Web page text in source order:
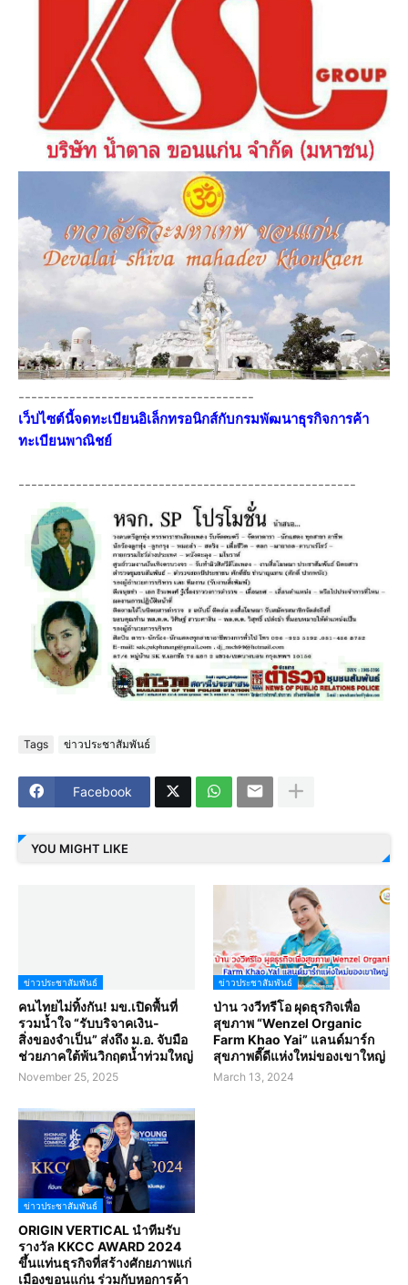
-------------------------------------
เว็ปไซต์นี้จดทะเบียนอิเล็กทรอนิกส์กับกรมพัฒนาธุรกิจการค้า
ทะเบียนพาณิชย์
-----------------------------------------------------
Tags ข่าวประชาสัมพันธ์
Facebook
YOU MIGHT LIKE
ข่าวประชาสัมพันธ์
คนไทยไม่ทิ้งกัน! มข.เปิดพื้นที่
รวมน้ำใจ “รับบริจาคเงิน-
สิ่งของจำเป็น” ส่งถึง ม.อ. จับมือ
ช่วยภาคใต้พ้นวิกฤตน้ำท่วมใหญ่
November 25, 2025
ข่าวประชาสัมพันธ์
ป่าน วงวีทรีโอ ผุดธุรกิจเพื่อ
สุขภาพ “Wenzel Organic
Farm Khao Yai” แลนด์มาร์ก
สุขภาพดี๊ดีแห่งใหม่ของเขาใหญ่
March 13, 2024
ข่าวประชาสัมพันธ์
ORIGIN VERTICAL นำทีมรับ
รางวัล KKCC AWARD 2024
ขึ้นแท่นธุรกิจที่สร้างศักยภาพแก่
เมืองขอนแก่น ร่วมกับหอการค้า